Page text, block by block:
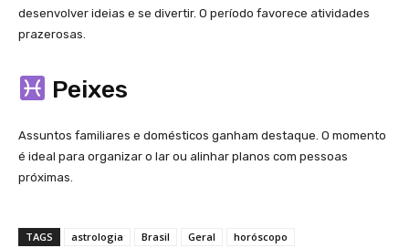
desenvolver ideias e se divertir. O período favorece atividades
prazerosas.
Peixes
Assuntos familiares e domésticos ganham destaque. O momento
é ideal para organizar o lar ou alinhar planos com pessoas
próximas.
TAGS astrologia Brasil Geral horóscopo